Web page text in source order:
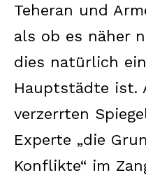
Teheran und
als ob es näher
dies natürlich
Hauptstädte ist.
verzerrten
Experte „die
Konflikte“ im